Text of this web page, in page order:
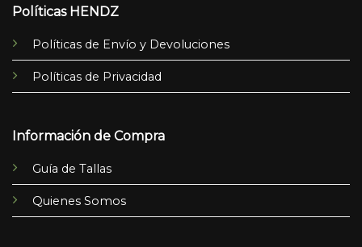
Políticas HENDZ
Políticas de Envío y Devoluciones
Políticas de Privacidad
Información de Compra
Guía de Tallas
Quienes Somos